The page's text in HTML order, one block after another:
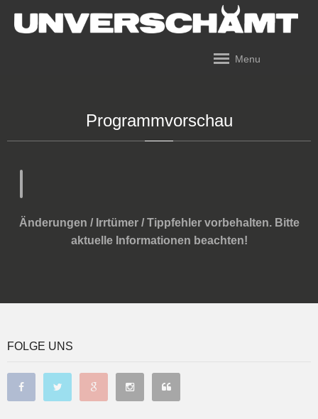
Menu
Programmvorschau
Änderungen / Irrtümer / Tippfehler vorbehalten. Bitte
aktuelle Informationen beachten!
FOLGE UNS